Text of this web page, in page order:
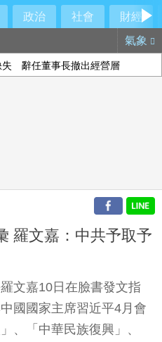
政治 社會
財經
氣象
失 辭任董事長撤出經營層
羅文嘉：中共予取予
文嘉10日在臉書發文指
國國家主席習近平4月會
、「中華民族復興」、